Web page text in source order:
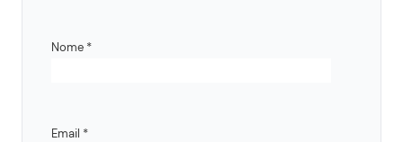
Nome *
Email *